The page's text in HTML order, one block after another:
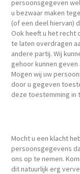
persoonsgegeven
u bezwaar maken
(of een deel hiervan)
Ook heeft u het recht
te laten overdragen
andere partij. Wij
gehoor kunnen
Mogen wij uw
door u gegeven
deze toestemming in
Mocht u een klacht
persoonsgegevens
ons op te nemen.
dit natuurlijk erg